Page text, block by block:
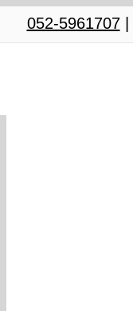
|
052-5961707